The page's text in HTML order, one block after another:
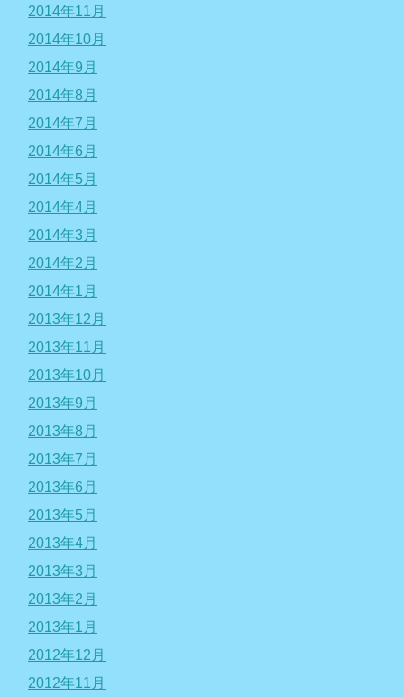
2014年11月
2014年10月
2014年9月
2014年8月
2014年7月
2014年6月
2014年5月
2014年4月
2014年3月
2014年2月
2014年1月
2013年12月
2013年11月
2013年10月
2013年9月
2013年8月
2013年7月
2013年6月
2013年5月
2013年4月
2013年3月
2013年2月
2013年1月
2012年12月
2012年11月